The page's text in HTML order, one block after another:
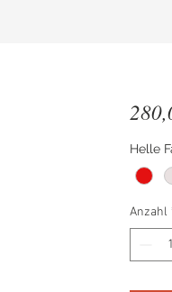
Helle
Anzahl